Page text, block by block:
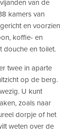
van de
kamers van
en voorzien
koffie- en
douche en toilet.
twee in aparte
op de berg.
U kunt
zoals naar
dorpje of het
weten over de